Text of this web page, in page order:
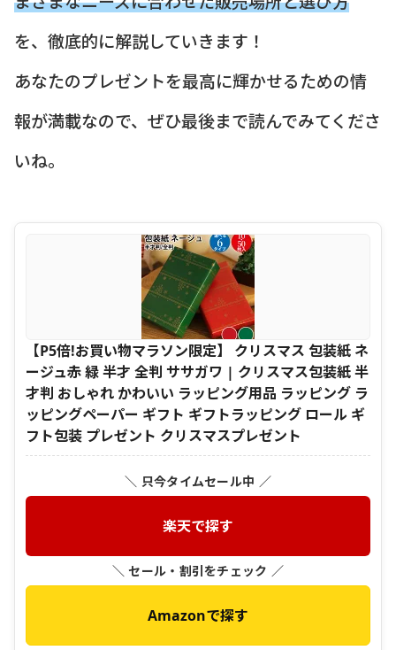
を、徹底的に解説していきます！
あなたのプレゼントを最高に輝かせるための情
報が満載なので、ぜひ最後まで読んでみてくださ
いね。
【P5倍!お買い物マラソン限定】 クリスマス 包装紙 ネ
ージュ赤 緑 半才 全判 ササガワ | クリスマス包装紙 半
才判 おしゃれ かわいい ラッピング用品 ラッピング ラ
ッピングペーパー ギフト ギフトラッピング ロール ギ
フト包装 プレゼント クリスマスプレゼント
＼ 只今タイムセール中 ／
楽天で探す
＼ セール・割引をチェック ／
Amazonで探す